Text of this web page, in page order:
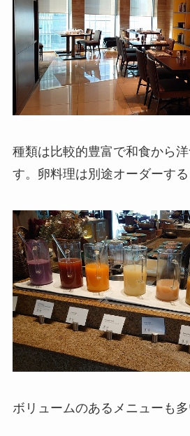
種類は比較的豊富で和食から
す。卵料理は別途オーダーする
ボリュームのあるメニューも多